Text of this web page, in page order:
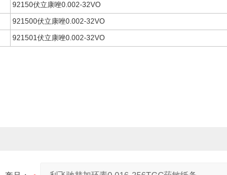
92150伏立康唑0.002-32VO
921500伏立康唑0.002-32VO
921501伏立康唑0.002-32VO